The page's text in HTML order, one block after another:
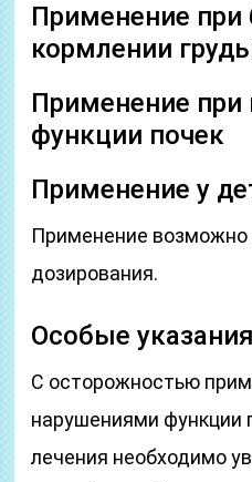
Применение при
кормлении
Применение при
функции почек
Применение у
Применение возможно
дозирования.
Особые указания
С осторожностью
нарушениями функции
лечения необходимо